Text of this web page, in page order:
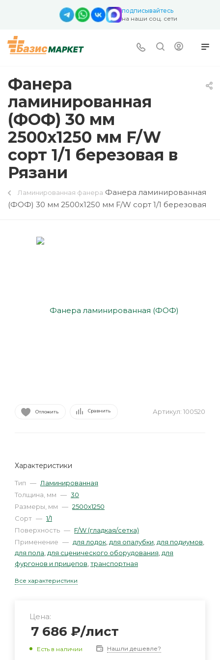
подписывайтесь
на наши соц. сети
Фанера
ламинированная
(ФОФ) 30 мм
2500х1250 мм F/W
сорт 1/1 березовая в
Рязани
Ламинированная фанера Фанера ламинированная
(ФОФ) 30 мм 2500х1250 мм F/W сорт 1/1 березовая
Отложить Сравнить Артикул: 100520
Характеристики
Тип — Ламинированная
Толщина, мм — 30
Размеры, мм — 2500х1250
Сорт — 1/1
Поверхность — F/W (гладкая/сетка)
Применение — для лодок для опалубки для подиумов
для пола для сценического оборудования для
фургонов и прицепов транспортная
Все характеристики
Цена:
7 686 ₽/лист
Есть в наличии Нашли дешевле?